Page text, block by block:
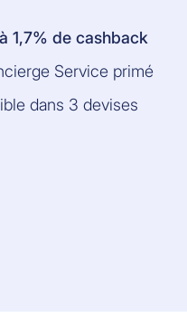
1,7% de cashback
Service primé
dans 3 devises